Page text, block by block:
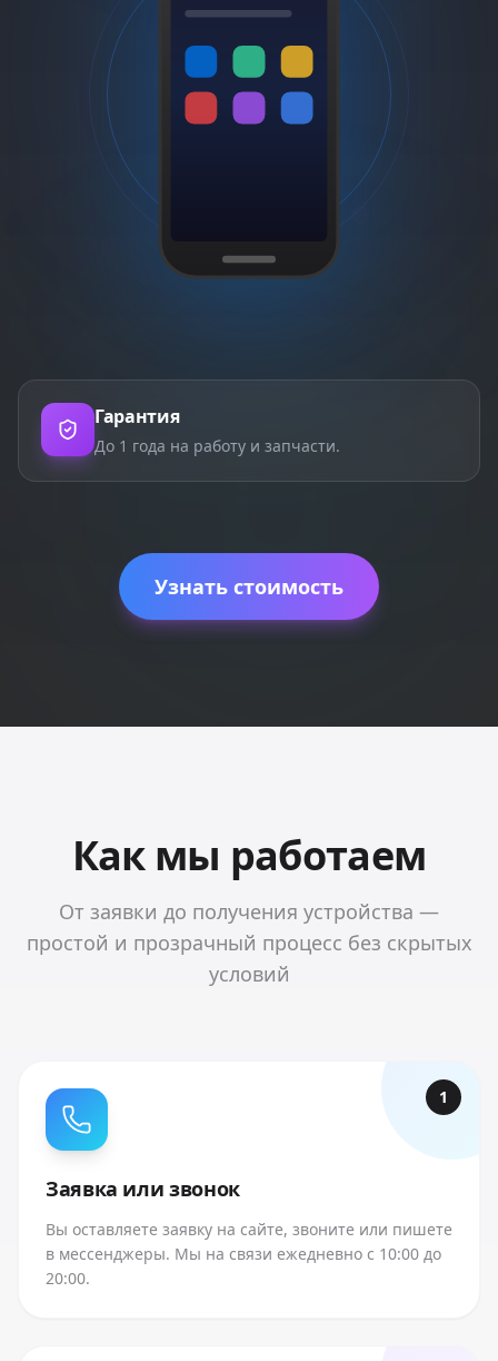
Гарантия
До 1 года на работу и запчасти.
Узнать стоимость
Как мы работаем
От заявки до получения устройства —
простой и прозрачный процесс без скрытых
условий
1
Заявка или звонок
Вы оставляете заявку на сайте, звоните или пишете
в мессенджеры. Мы на связи ежедневно с 10:00 до
20:00.